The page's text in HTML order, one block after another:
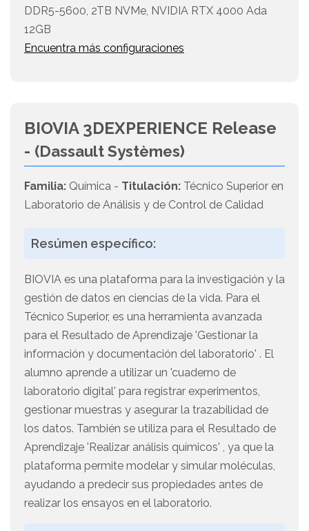
DDR5-5600, 2TB NVMe, NVIDIA RTX 4000 Ada
12GB
Encuentra más configuraciones
BIOVIA 3DEXPERIENCE Release
- (Dassault Systèmes)
Familia: Química - Titulación: Técnico Superior en
Laboratorio de Análisis y de Control de Calidad
Resúmen específico:
BIOVIA es una plataforma para la investigación y la
gestión de datos en ciencias de la vida. Para el
Técnico Superior, es una herramienta avanzada
para el Resultado de Aprendizaje 'Gestionar la
información y documentación del laboratorio' . El
alumno aprende a utilizar un 'cuaderno de
laboratorio digital' para registrar experimentos,
gestionar muestras y asegurar la trazabilidad de
los datos. También se utiliza para el Resultado de
Aprendizaje 'Realizar análisis químicos' , ya que la
plataforma permite modelar y simular moléculas,
ayudando a predecir sus propiedades antes de
realizar los ensayos en el laboratorio.